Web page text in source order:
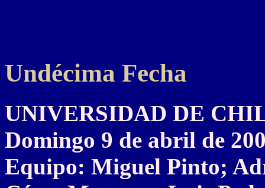
Undécima Fecha
UNIVERSIDAD DE
Domingo 9 de abril de
Equipo: Miguel Pinto;